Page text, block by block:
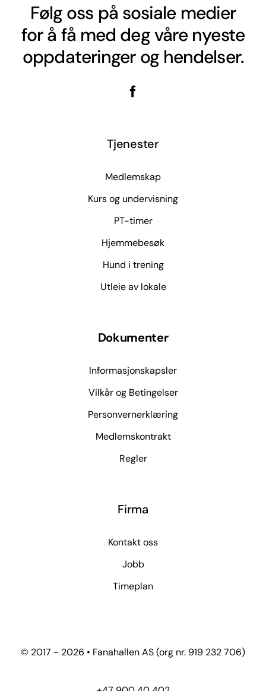
Følg oss på sosiale medier
for å få med deg våre nyeste
oppdateringer og hendelser.
Tjenester
Medlemskap
Kurs og undervisning
PT-timer
Hjemmebesøk
Hund i trening
Utleie av lokale
Dokumenter
Informasjonskapsler
Vilkår og Betingelser
Personvernerklæring
Medlemskontrakt
Regler
Firma
Kontakt oss
Jobb
Timeplan
© 2017 - 2026 • Fanahallen AS (org nr. 919 232 706)